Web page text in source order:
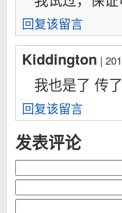
回复该留言
Kiddington |
我也是了 传
回复该留言
发表评论